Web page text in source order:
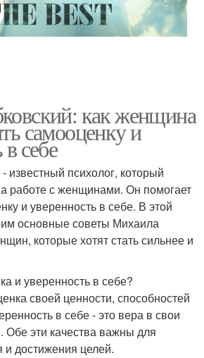
как женщина
самооценку и
себе
известный психолог, который
работе с женщинами. Он помогает
и уверенность в себе. В этой
основные советы Михаила
которые хотят стать сильнее и
и уверенность в себе?
своей ценности, способностей
в себе - это вера в свои
Обе эти качества важны для
и достижения целей.